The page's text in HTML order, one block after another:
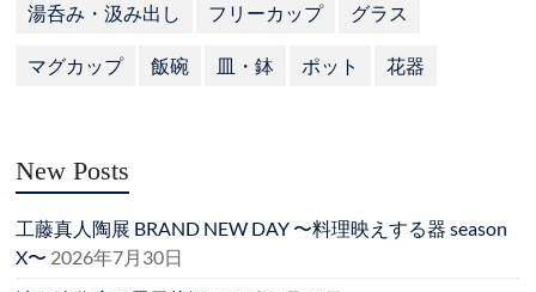
湯呑み・汲み出し フリーカップ グラス
マグカップ 飯碗 皿・鉢 ポット 花器
New Posts
工藤真人陶展 BRAND NEW DAY 〜料理映えする器 season
X〜 2026年7月30日